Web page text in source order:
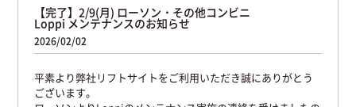
【完了】2/9(月) ローソン・その他コンビニ
Loppi メンテナンスのお知らせ
2026/02/02
平素より弊社リフトサイトをご利用いただき誠にありがとう
ございます。